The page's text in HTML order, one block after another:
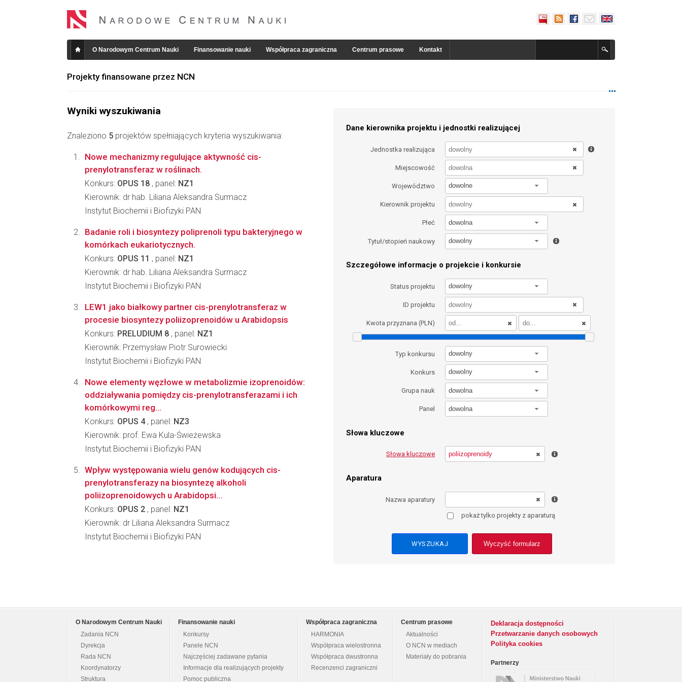
O Narodowym Centrum Nauki Finansowanie nauki Współpraca zagraniczna Centrum prasowe Kontakt
Projekty finansowane przez NCN
Wyniki wyszukiwania
Znaleziono 5 projektów spełniających kryteria wyszukiwania:
Dane kierownika projektu i jednostki realizującej
Jednostka realizująca
Miejscowość
Województwo dowolne
Kierownik projektu
Płeć dowolna
Tytuł/stopień naukowy dowolny
Szczegółowe informacje o projekcie i konkursie
Status projektu dowolny
ID projektu
Kwota przyznana (PLN)
Typ konkursu dowolny
Konkurs dowolny
Grupa nauk dowolna
Panel dowolna
Słowa kluczowe
Słowa kluczowe
Aparatura
Nazwa aparatury
pokaż tylko projekty z aparaturą
Wyczyść formularz
Nowe mechanizmy regulujące aktywność cis-
prenylotransferaz w roślinach.
Konkurs: OPUS 18 , panel: NZ1
Kierownik: dr hab. Liliana Aleksandra Surmacz
Instytut Biochemii i Biofizyki PAN
Badanie roli i biosyntezy poliprenoli typu bakteryjnego w
komórkach eukariotycznych.
Konkurs: OPUS 11 , panel: NZ1
Kierownik: dr hab. Liliana Aleksandra Surmacz
Instytut Biochemii i Biofizyki PAN
LEW1 jako białkowy partner cis-prenylotransferaz w
procesie biosyntezy poliizoprenoidów u Arabidopsis
Konkurs: PRELUDIUM 8 , panel: NZ1
Kierownik: Przemysław Piotr Surowiecki
Instytut Biochemii i Biofizyki PAN
Nowe elementy węzłowe w metabolizmie izoprenoidów:
oddziaływania pomiędzy cis-prenylotransferazami i ich
komórkowymi reg...
Konkurs: OPUS 4, panel: NZ3
Kierownik: prof. Ewa Kula-Świeżewska
Instytut Biochemii i Biofizyki PAN
Wpływ występowania wielu genów kodujących cis-
prenylotransferazy na biosyntezę alkoholi
poliizoprenoidowych u Arabidopsi...
Konkurs: OPUS 2 , panel: NZ1
Kierownik: dr Liliana Aleksandra Surmacz
Instytut Biochemii i Biofizyki PAN
O Narodowym Centrum Nauki
Zadania NCN
Dyrekcja
Rada NCN
Koordynatorzy
Struktura
Finansowanie nauki
Konkursy
Panele NCN
Najczęściej zadawane pytania
Informacje dla realizujących projekty
Pomoc publiczna
Współpraca zagraniczna
HARMONIA
Współpraca wielostronna
Współpraca dwustronna
Recenzenci zagraniczni
Centrum prasowe
Aktualności
O NCN w mediach
Materiały do pobrania
Deklaracja dostępności
Przetwarzanie danych osobowych
Polityka cookies
Partnerzy